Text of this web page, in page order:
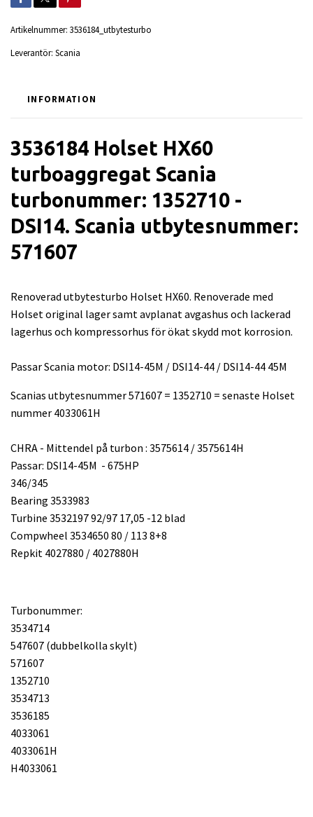
Artikelnummer: 3536184_utbytesturbo
Leverantör: Scania
INFORMATION
3536184 Holset HX60
turboaggregat Scania
turbonummer: 1352710 -
DSI14. Scania utbytesnummer:
571607
Renoverad utbytesturbo Holset HX60. Renoverade med
Holset original lager samt avplanat avgashus och lackerad
lagerhus och kompressorhus för ökat skydd mot korrosion.
Passar Scania motor: DSI14-45M / DSI14-44 / DSI14-44 45M
Scanias utbytesnummer 571607 = 1352710 = senaste Holset
nummer 4033061H
CHRA - Mittendel på turbon : 3575614 / 3575614H
Passar: DSI14-45M - 675HP
346/345
Bearing 3533983
Turbine 3532197 92/97 17,05 -12 blad
Compwheel 3534650 80 / 113 8+8
Repkit 4027880 / 4027880H
Turbonummer:
3534714
547607 (dubbelkolla skylt)
571607
1352710
3534713
3536185
4033061
4033061H
H4033061